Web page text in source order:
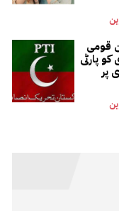
قومی
پارٹی
پر